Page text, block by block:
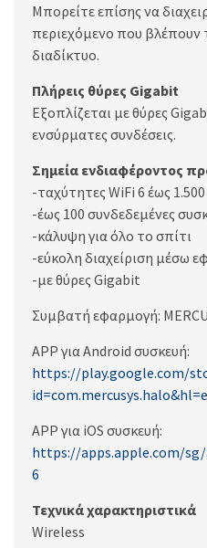
Μπορείτε επίσης να
περιεχόμενο που βλέπουν
διαδίκτυο.
Πλήρεις θύρες Gigabit
Εξοπλίζεται με θύρες
ενσύρματες συνδέσεις.
Σημεία ενδιαφέροντος
-ταχύτητες WiFi 6 έως
-έως 100 συνδεδεμένες
-κάλυψη για όλο το σπίτι
-εύκολη διαχείριση μέσω
-με θύρες Gigabit
Συμβατή εφαρμογή:
APP για Android συσκευή:
https://play.google.com/
APP για iOS συσκευή:
https://apps.apple.com/sg/
6
Τεχνικά χαρακτηριστικά
Wireless